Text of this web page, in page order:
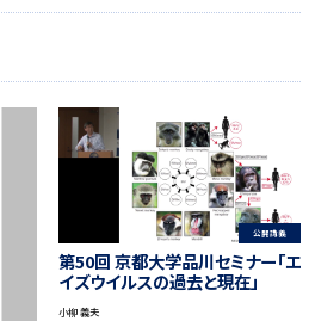
公開講義
第50回 京都大学品川セミナー「エ
イズウイルスの過去と現在」
小柳 義夫